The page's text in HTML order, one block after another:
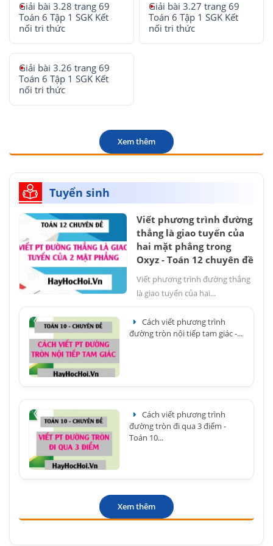
Giải bài 3.28 trang 69
Toán 6 Tập 1 SGK Kết
nối tri thức
Giải bài 3.27 trang 69
Toán 6 Tập 1 SGK Kết
nối tri thức
Giải bài 3.26 trang 69
Toán 6 Tập 1 SGK Kết
nối tri thức
Xem thêm
Tuyển sinh
Viết phương trình đường
thẳng là giao tuyến của
hai mặt phẳng trong
Oxyz - Toán 12 chuyên đề
Viết phương trình đường thẳng
là giao tuyến của hai...
Cách viết phương trình
đường tròn nội tiếp tam giác -...
Cách viết phương trình
đường tròn đi qua 3 điểm -
Toán 10...
Xem thêm